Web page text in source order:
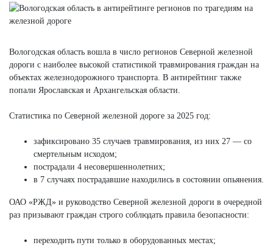
Вологодская область вошла в число регионов Северной железной
дороги с наиболее высокой статистикой травмирования граждан на
объектах железнодорожного транспорта. В антирейтинг также
попали Ярославская и Архангельская области.
Статистика по Северной железной дороге за 2025 год:
зафиксировано 35 случаев травмирования, из них 27 — со
смертельным исходом;
пострадали 4 несовершеннолетних;
в 7 случаях пострадавшие находились в состоянии опьянения.
ОАО «РЖД» и руководство Северной железной дороги в очередной
раз призывают граждан строго соблюдать правила безопасности:
переходить пути только в оборудованных местах;